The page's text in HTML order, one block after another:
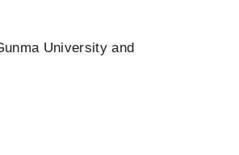
University and